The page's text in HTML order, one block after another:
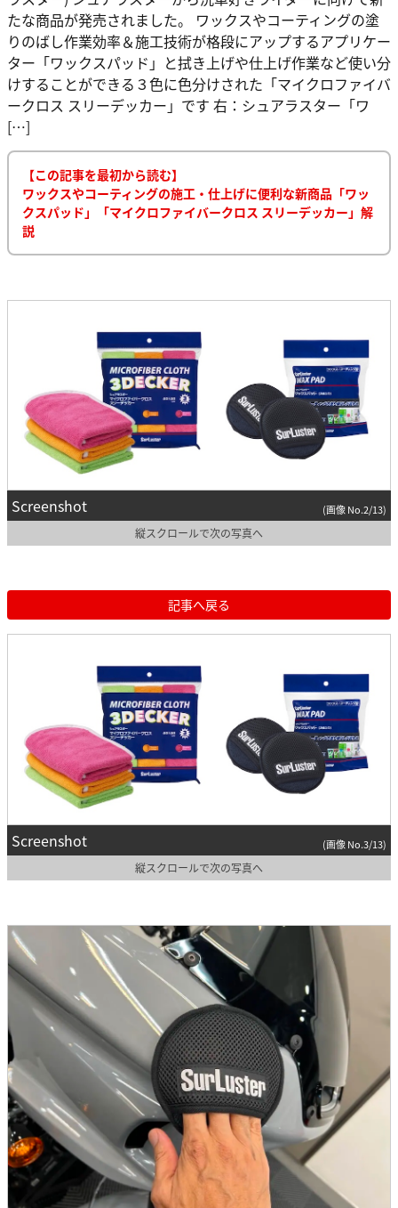
たな商品が発売されました。 ワックスやコーティングの塗
りのばし作業効率＆施工技術が格段にアップするアプリケー
ター「ワックスパッド」と拭き上げや仕上げ作業など使い分
けすることができる３色に色分けされた「マイクロファイバ
ークロス スリーデッカー」です 右：シュアラスター「ワ
[…]
【この記事を最初から読む】
ワックスやコーティングの施工・仕上げに便利な新商品「ワッ
クスパッド」「マイクロファイバークロス スリーデッカー」解
説
Screenshot (画像 No.2/13)
縦スクロールで次の写真へ
記事へ戻る
Screenshot (画像 No.3/13)
縦スクロールで次の写真へ